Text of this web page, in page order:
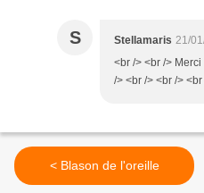
S Stellamaris 21/
<br /> <br />
/> <br /> <br /> <br
< Blason de l'oreille